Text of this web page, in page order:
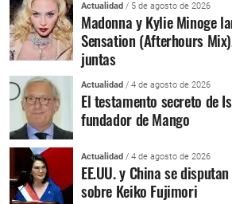
Actualidad / 5 de agosto de 2026
Madonna y Kylie Minoge
Sensation (Afterhours
juntas
Actualidad / 4 de agosto de 2026
El testamento secreto de
fundador de Mango
Actualidad / 4 de agosto de 2026
EE.UU. y China se
sobre Keiko Fujimori